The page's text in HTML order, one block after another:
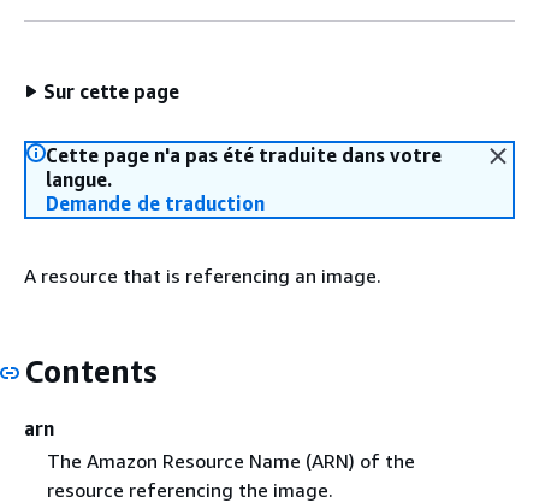
Sur cette page
Cette page n'a pas été traduite dans votre
langue.
Demande de traduction
A resource that is referencing an image.
Contents
arn
The Amazon Resource Name (ARN) of the
resource referencing the image.